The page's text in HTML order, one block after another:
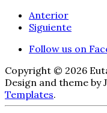
Anterior
Siguiente
Follow us on
Copyright © 2026
Design and theme by
Templates.